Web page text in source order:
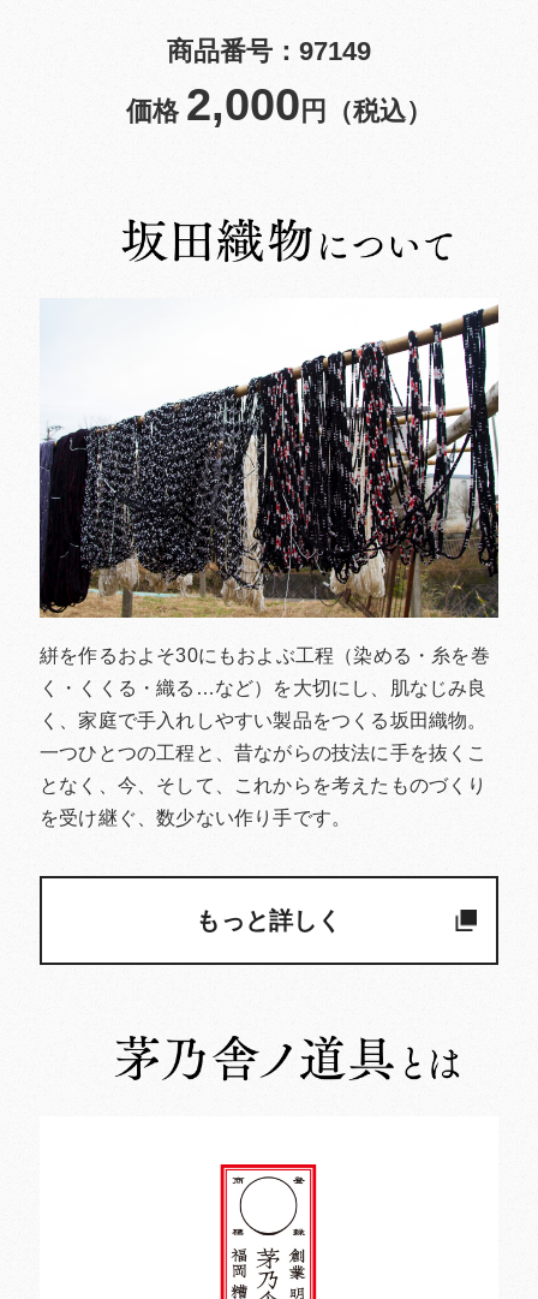
商品番号：97149
価格 2,000 円（税込）
絣を作るおよそ30にもおよぶ工程（染める・糸を巻
く・くくる・織る…など）を大切にし、肌なじみ良
く、家庭で手入れしやすい製品をつくる坂田織物。
一つひとつの工程と、昔ながらの技法に手を抜くこ
となく、今、そして、これからを考えたものづくり
を受け継ぐ、数少ない作り手です。
もっと詳しく